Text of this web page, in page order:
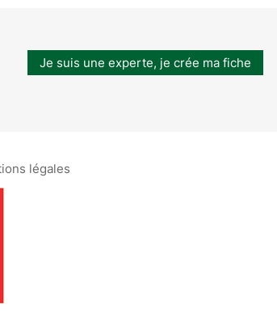
Je suis une experte, je crée ma fiche
légales